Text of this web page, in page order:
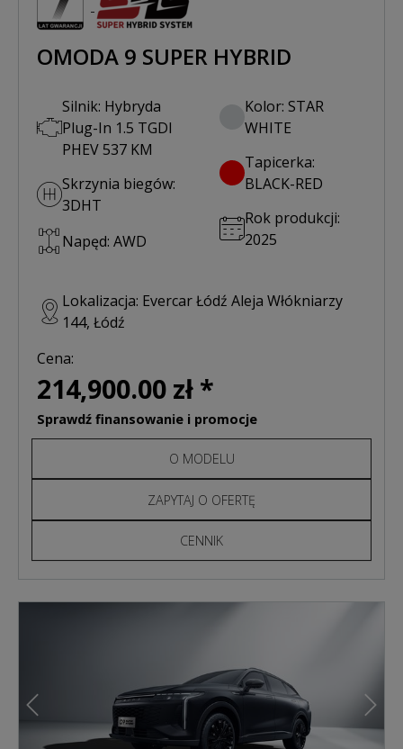
OMODA 9 SUPER HYBRID
Silnik: Hybryda
Plug-In 1.5 TGDI
PHEV 537 KM
Skrzynia biegów:
3DHT
Napęd: AWD
Kolor: STAR
WHITE
Tapicerka:
BLACK-RED
Rok produkcji:
2025
Lokalizacja: Evercar Łódź Aleja Włókniarzy
144, Łódź
Cena:
214,900.00 zł *
Sprawdź finansowanie i promocje
O MODELU
ZAPYTAJ O OFERTĘ
CENNIK
Poprzedni